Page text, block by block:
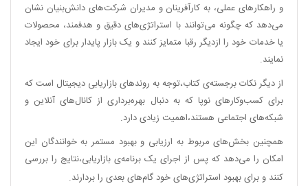
و راهکارهای عملی،‌ به کارآفرینان و مدیران شرکت‌های دانش‌بنیان نشان
می‌دهد که چگونه می‌توانند با استراتژی‌های دقیق و هدفمند، محصولات
یا خدمات خود را ازدیگر رقبا متمایز کنند و یک بازار پایدار برای خود ایجاد
نمایند.
از دیگر نکات برجسته‌ی کتاب،‌توجه به روندهای بازاریابی دیجیتال است که
برای کسب‌وکارهای نوپا که به دنبال بهره‌برداری از کانال‌های آنلاین و
شبکه‌های اجتماعی هستند،‌اهمیت زیادی دارد.
همچنین بخش‌های مربوط به ارزیابی و بهبود مستمر به خوانندگان این
امکان را می‌دهد که پس از اجرای یک برنامه‌ی بازاریابی،‌نتایج را بررسی
کنند و برای بهبود استراتژی‌های خود گام‌های بعدی را بردارند.